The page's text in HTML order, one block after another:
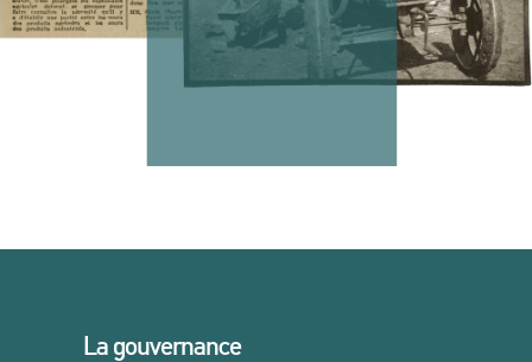
La gouvernance